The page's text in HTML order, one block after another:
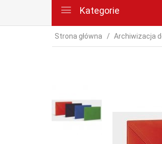
Kategorie
Strona główna Archiwizacja